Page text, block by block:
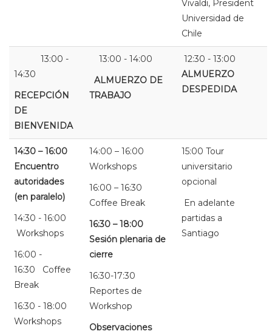
Vivaldi, President
Universidad de
Chile
13:00 -
14:30
RECEPCIÓN
DE
BIENVENIDA
13:00 - 14:00
ALMUERZO DE
TRABAJO
12:30 - 13:00
ALMUERZO
DESPEDIDA
14:30 – 16:00
Encuentro
autoridades
(en paralelo)
14:30 - 16:00
Workshops
16:00 -
16:30 Coffee
Break
16:30 - 18:00
Workshops
14:00 – 16:00
Workshops
16:00 – 16:30
Coffee Break
16:30 – 18:00
Sesión plenaria de
cierre
16:30-17:30
Reportes de
Workshop
Observaciones
15:00 Tour
universitario
opcional
En adelante
partidas a
Santiago